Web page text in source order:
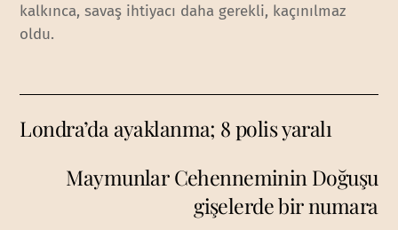
kalkınca, savaş ihtiyacı daha gerekli, kaçınılmaz
oldu.
Londra’da ayaklanma; 8 polis yaralı
Maymunlar Cehenneminin Doğuşu
gişelerde bir numara